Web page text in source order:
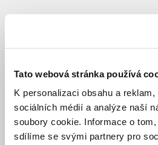
Tato webová stránka používá
K personalizaci obsahu a
sociálních médií a analýze naší
soubory cookie. Informace o
sdílíme se svými partnery pro
SUBJECT